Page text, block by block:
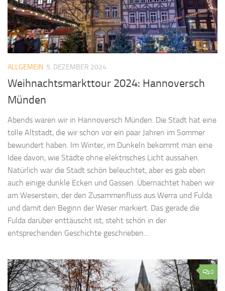
ALLGEMEIN 5. DEZEMBER 2024
Weihnachtsmarkttour 2024: Hannoversch
Münden
Abends waren wir in Hannoversch Münden. Die Stadt hat eine
tolle Altstadt, die wir schon vor ein paar Jahren im Sommer
bewundert haben. Im Winter, im Dunkeln bekommt man eine
Idee davon, wie Städte ohne elektrisches Licht aussahen.
Natürlich war die Stadt schön beleuchtet, aber es gab eben
auch einige dunkle Ecken und Gassen. Übernachtet haben wir
am Weserstein, der den Zusammenfluss aus Werra und Fulda
und damit den Beginn der Weser markiert. Das gerade die
Fulda darüber enttäuscht ist, steht schön in der
entsprechenden Geschichte geschrieben…
0